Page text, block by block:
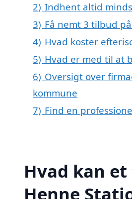
2) Indhent altid
3) Få nemt 3 tilbud
4) Hvad koster
5) Hvad er med til at
6) Oversigt over
kommune
7) Find en
Hvad kan
Henne